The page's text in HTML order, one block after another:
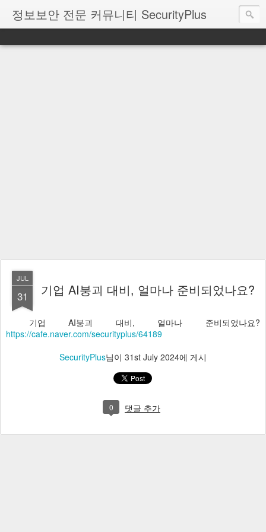
정보보안 전문 커뮤니티 SecurityPlus
JUL
31 기업 AI붕괴 대비, 얼마나 준비되었나요?
기업 AI붕괴 대비, 얼마나 준비되었나요?
https://cafe.naver.com/securityplus/64189
SecurityPlus님이 31st July 2024에 게시
0 댓글 추가